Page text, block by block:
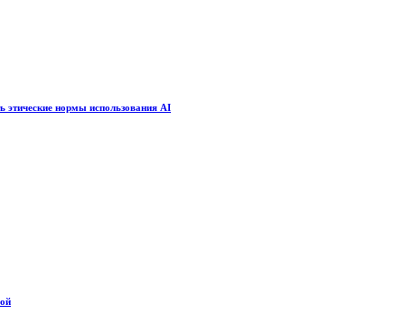
этические нормы использования AI